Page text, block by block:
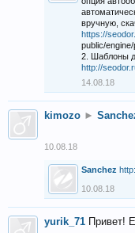
вручную,
https://
public/engine/
2. Шаблоны
http://
14.08.18
kimozo ►
10.08.18
Sanchez
10.08.18
yurik_71 Привет!